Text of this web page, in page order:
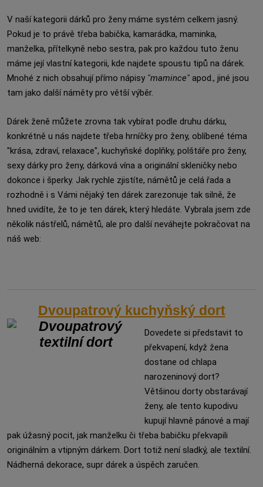
V naší kategorii dárků pro ženy máme systém celkem jasný.
Pokud je to právě třeba babička, kamarádka, maminka,
manželka, přítelkyně nebo sestra, pak pro každou tuto ženu
máme její vlastní kategorii, kde najdete spoustu tipů na dárek.
Mnohé z nich obsahují přímo nápisy "mamince" apod., jiné jsou
tam jako další náměty pro větší výběr.
Dárek ženě můžete zrovna tak vybírat podle druhu dárku,
konkrétně u nás najdete třeba hrníčky pro ženy, oblíbené téma
"krása, zdraví, relaxace", kuchyňské doplňky, polštáře pro ženy,
sexy dárky pro ženy, dárková vína a originální skleničky nebo
dokonce i šperky. Jak rychle zjistíte, námětů je celá řada a
rozhodně i s Vámi nějaký ten dárek zarezonuje tak silně, že
hned uvidíte, že to je ten dárek, který hledáte. Vybrala jsem zde
několik nástřelů, námětů, ale pro další neváhejte pokračovat na
náš web:
Dvoupatrový kuchyňský dort
Dovedete si představit to
překvapení, když žena
dostane od chlapa
narozeninový dort?
Většinou dorty obstarávají
ženy, ale tento kupodivu
kupují hlavně pánové a mají
pak úžasný pocit, jak manželku či třeba babičku překvapili
originálním a vtipným dárkem. Dort totiž není sladký, ale textilní.
Nádherná dekorace, supr dárek a úspěch zaručen.